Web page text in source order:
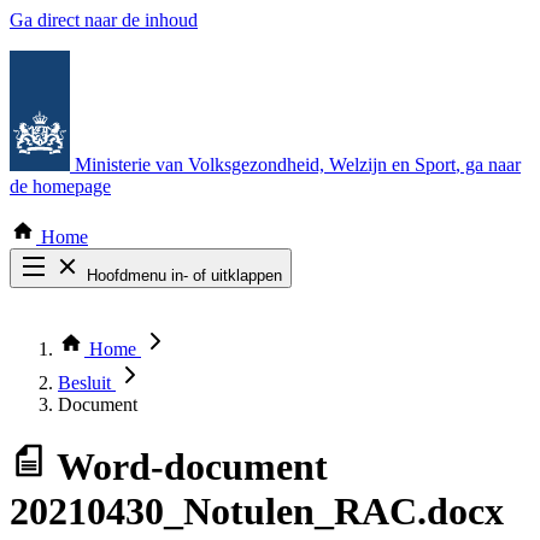
Ga direct naar de inhoud
Ministerie van Volksgezondheid, Welzijn en Sport, ga naar
de homepage
Home
Hoofdmenu in- of uitklappen
Thema COVID-19
Bekijk per bestuursorgaan
Home
Besluit
Document
Word-document
20210430_Notulen_RAC.docx